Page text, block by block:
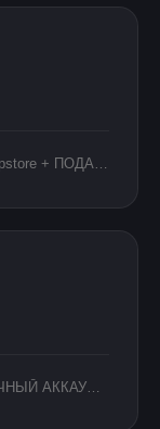
⚡️ Kingdom New Lands iPhone ios Appstore + ПОДАРОК 🎁🎈
⚡️ APPLE ID РОССИЯ ОБЩИЙ / ЛИЧНЫЙ АККАУНТ iPhone ios AppStore RU РЕГИОН